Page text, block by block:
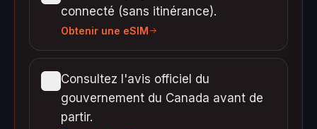
connecté (sans itinérance).
Obtenir une eSIM
Consultez l'avis officiel du
gouvernement du Canada avant de
partir.